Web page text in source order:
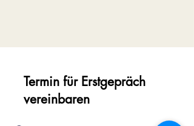
Termin für Erstgepräch
vereinbaren